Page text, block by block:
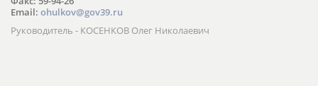
Email: ohulkov@gov39.ru
Руководитель - КОСЕНКОВ Олег Николаевич